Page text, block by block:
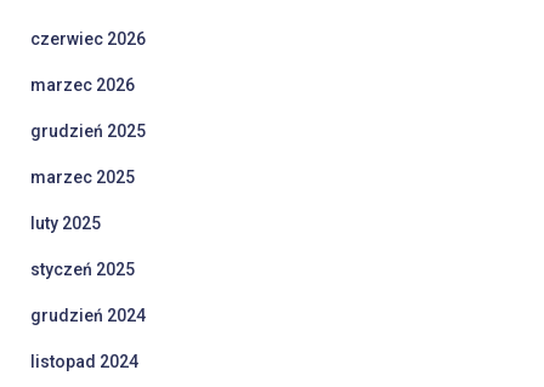
czerwiec 2026
marzec 2026
grudzień 2025
marzec 2025
luty 2025
styczeń 2025
grudzień 2024
listopad 2024